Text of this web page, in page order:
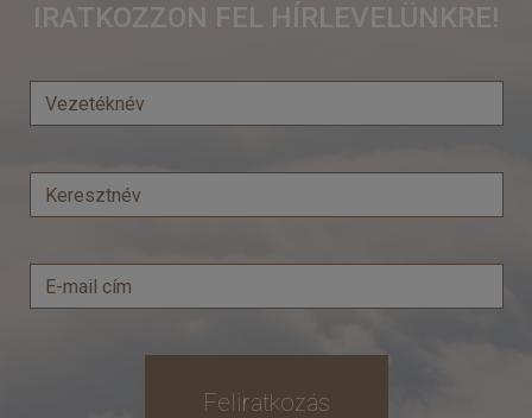
IRATKOZZON FEL HÍRLEVELÜNKRE!
Feliratkozás